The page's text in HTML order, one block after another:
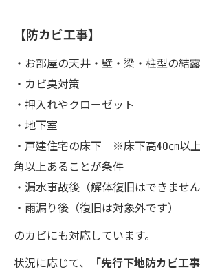
【防カビ工事】
・お部屋の天井・壁・梁・柱型の結
・カビ臭対策
・押入れやクローゼット
・地下室
・戸建住宅の床下 ※床下高40㎝以
角以上あることが条件
・漏水事故後（解体復旧はできません
・雨漏り後（復旧は対象外です）
のカビにも対応しています。
状況に応じて、
「先行下地防カビ工事